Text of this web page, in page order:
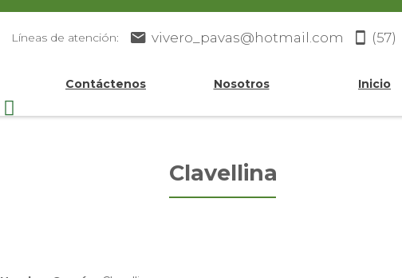
Líneas de atención: vivero_pavas@hotmail.com (57)
Contáctenos Nosotros Inicio
Clavellina